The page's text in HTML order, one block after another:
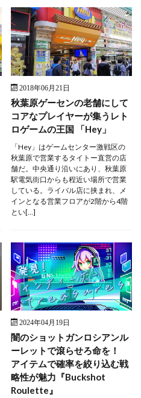
2018年06月21日
秋葉原ゲーセンの老舗にして
コアなプレイヤーが集うレト
ロゲームの王国 「Hey」
「Hey」はゲームセンター激戦区の
秋葉原で営業するタイトー直営の店
舗だ。中央通り沿いにあり、秋葉原
駅電気街口からも程近い場所で営業
している。ライバル店に挟まれ、メ
インとなる営業フロアが2階から4階
とい[…]
2024年04月19日
闇のショットガンロシアンル
ーレットで滾らせろ命を！
アイテムで確率を絞り込む戦
略性が魅力『Buckshot
Roulette』